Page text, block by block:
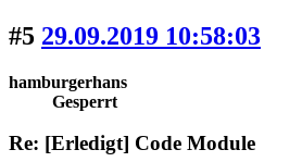
#5 29.09.2019 10:58:03
hamburgerhans
Gesperrt
Re: [Erledigt] Code Module